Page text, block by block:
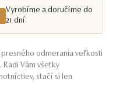
Vyrobíme a doručíme do
21 dní
odmerania veľkosti
Vám všetky
stačí si len